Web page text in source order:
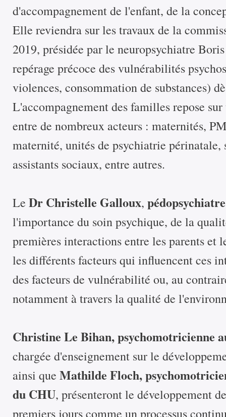
d'accompagnement de l'enfant, de la
Elle reviendra sur les travaux de la
2019, présidée par le neuropsychiatre
repérage précoce des vulnérabilités
violences, consommation de substances)
L'accompagnement des familles repose
entre de nombreux acteurs : maternités,
maternité, unités de psychiatrie
assistants sociaux, entre autres.
Le Dr Christelle Galloux,
l'importance du soin psychique, de la
premières interactions entre les parents et
les différents facteurs qui influencent ces
des facteurs de vulnérabilité ou, au
notamment à travers la qualité de
Christine Le Bihan, psychomotricienne
chargée d'enseignement sur le
ainsi que Mathilde Floch,
du CHU, présenteront le développement
premiers jours comme un processus